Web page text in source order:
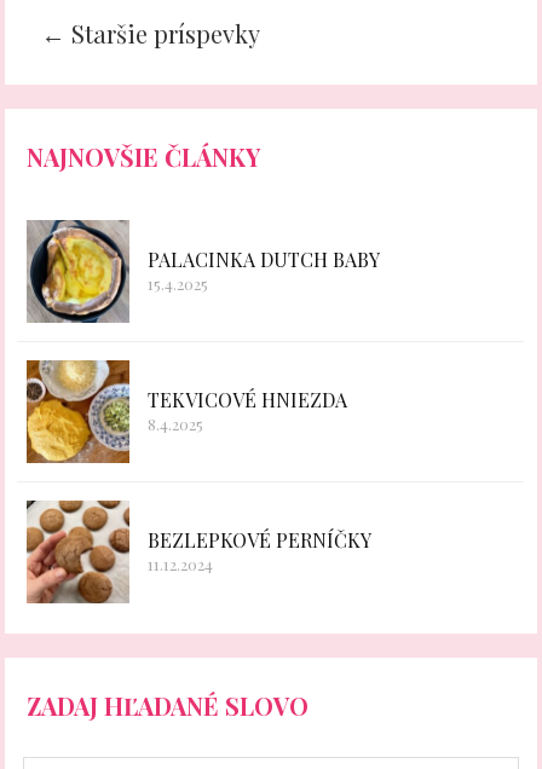
← Staršie príspevky
NAJNOVŠIE ČLÁNKY
PALACINKA DUTCH BABY
15.4.2025
TEKVICOVÉ HNIEZDA
8.4.2025
BEZLEPKOVÉ PERNÍČKY
11.12.2024
ZADAJ HĽADANÉ SLOVO